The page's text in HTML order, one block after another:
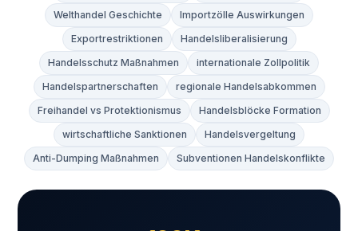
Welthandel Geschichte
Importzölle Auswirkungen
Exportrestriktionen
Handelsliberalisierung
Handelsschutz Maßnahmen
internationale Zollpolitik
Handelspartnerschaften
regionale Handelsabkommen
Freihandel vs Protektionismus
Handelsblöcke Formation
wirtschaftliche Sanktionen
Handelsvergeltung
Anti-Dumping Maßnahmen
Subventionen Handelskonflikte